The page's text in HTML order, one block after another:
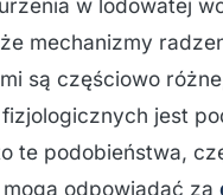
w lodowatej
mechanizmy
są częściowo
jest
te podobieństwa,
odpowiadać za